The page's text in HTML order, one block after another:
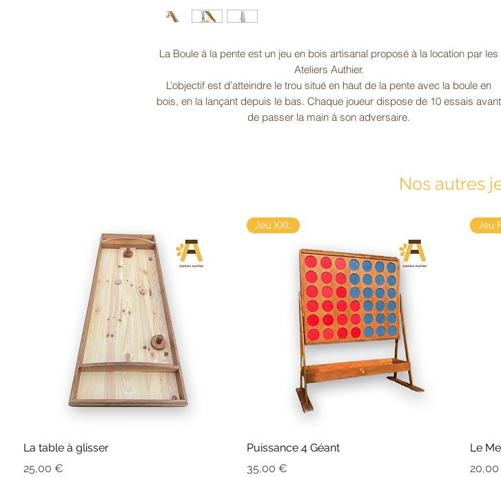
La Boule à la pente est un jeu en bois artisanal proposé à la location par les
Ateliers Authier.
L’objectif est d’atteindre le trou situé en haut de la pente avec la boule en
bois, en la lançant depuis le bas. Chaque joueur dispose de 10 essais avant
de passer la main à son adversaire.
Nos autres
La table à glisser
Prix
25,00 €
Jeu XXL
Puissance 4 Géant
Prix
35,00 €
Jeu
Le
Prix